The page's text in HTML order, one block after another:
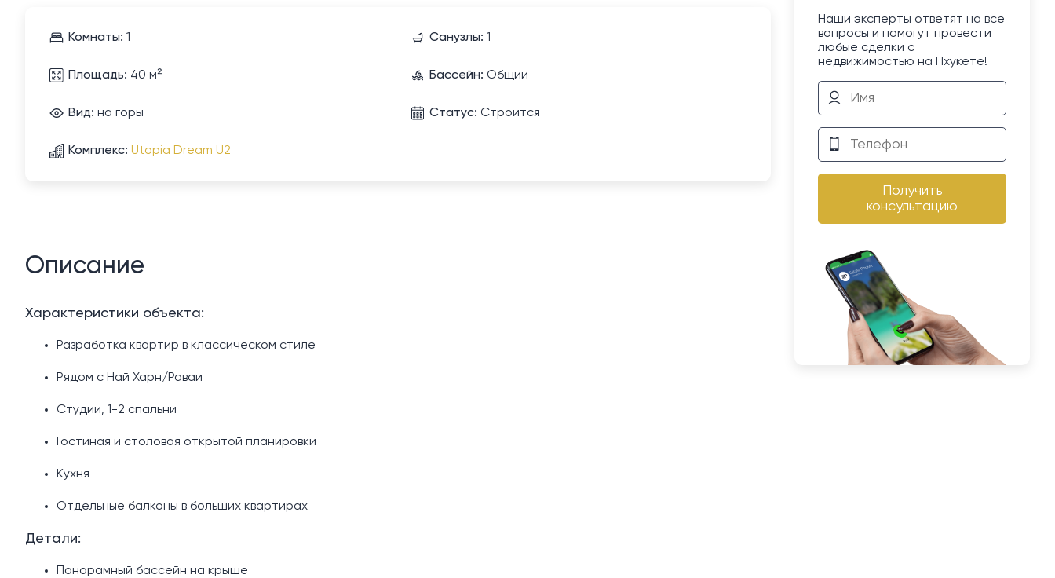
Комнаты: 1 Санузлы: 1
Площадь: 40 м² Бассейн: Общий
Вид: на горы Статус: Строится
Комплекс: Utopia Dream U2
Описание
Характеристики объекта:
Разработка квартир в классическом стиле
Рядом с Най Харн/Раваи
Студии, 1-2 спальни
Гостиная и столовая открытой планировки
Кухня
Отдельные балконы в больших квартирах
Детали:
Панорамный бассейн на крыше
Наши эксперты ответят на все
вопросы и помогут провести
любые сделки с
недвижимостью на Пхукете!
Получить
консультацию